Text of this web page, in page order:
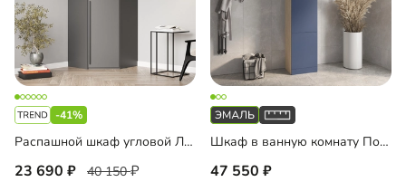
-41%
Распашной шкаф угловой Лорэна-900
23 690 40 150
Шкаф в ванную комнату Порто-4
47 550